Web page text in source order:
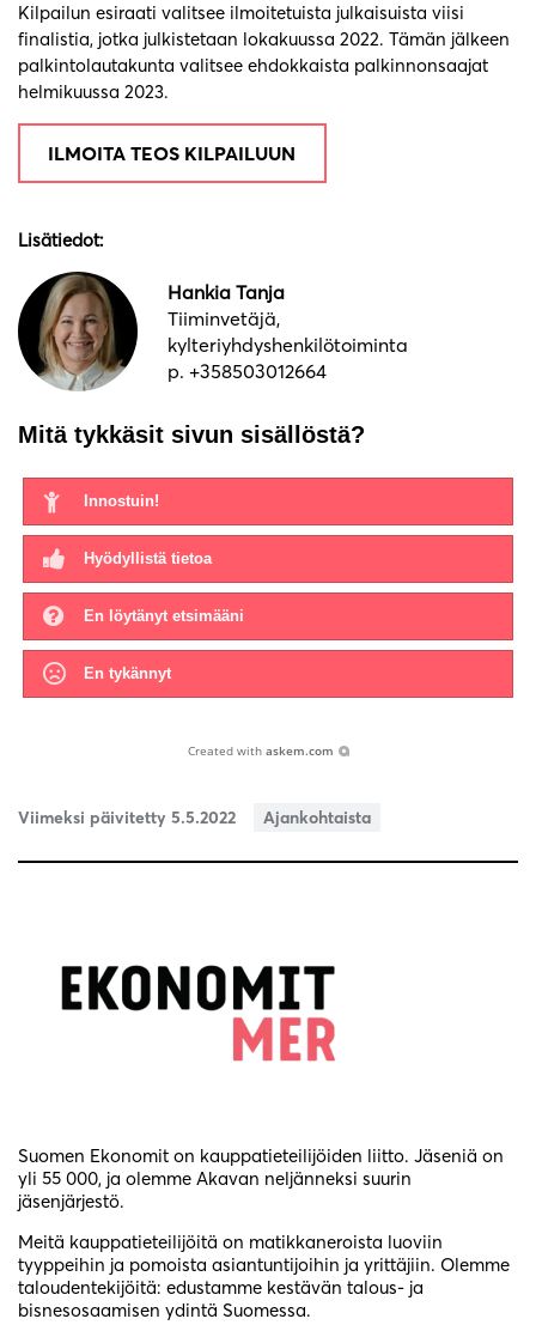
Kilpailun esiraati valitsee ilmoitetuista julkaisuista viisi
finalistia, jotka julkistetaan lokakuussa 2022. Tämän jälkeen
palkintolautakunta valitsee ehdokkaista palkinnonsaajat
helmikuussa 2023.
ILMOITA TEOS KILPAILUUN
Lisätiedot:
Hankia Tanja
Tiiminvetäjä,
kylteriyhdyshenkilötoiminta
p. +358503012664
Mitä tykkäsit sivun sisällöstä?
Innostuin!
Hyödyllistä tietoa
En löytänyt etsimääni
En tykännyt
Created with askem.com
Viimeksi päivitetty 5.5.2022 Ajankohtaista
Suomen Ekonomit on kauppatieteilijöiden liitto. Jäseniä on
yli 55 000, ja olemme Akavan neljänneksi suurin
jäsenjärjestö.
Meitä kauppatieteilijöitä on matikkaneroista luoviin
tyyppeihin ja pomoista asiantuntijoihin ja yrittäjiin. Olemme
taloudentekijöitä: edustamme kestävän talous- ja
bisnesosaamisen ydintä Suomessa.